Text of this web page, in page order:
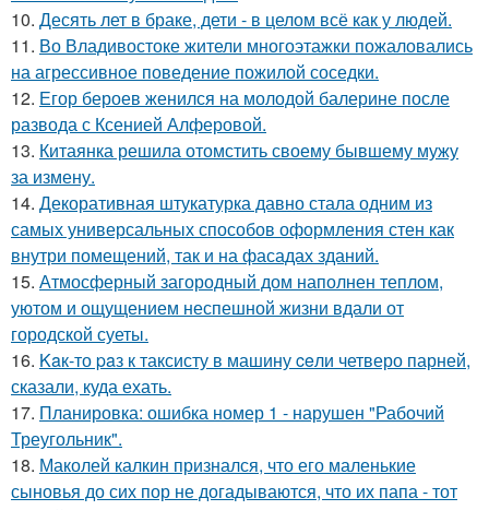
10. Десять лет в браке, дети - в целом всё как у людей.
11. Во Владивостоке жители многоэтажки пожаловались
на агрессивное поведение пожилой соседки.
12. Егор бероев женился на молодой балерине после
развода с Ксенией Алферовой.
13. Китаянка решила отомстить своему бывшему мужу
за измену.
14. Декоративная штукатурка давно стала одним из
самых универсальных способов оформления стен как
внутри помещений, так и на фасадах зданий.
15. Атмосферный загородный дом наполнен теплом,
уютом и ощущением неспешной жизни вдали от
городской суеты.
16. Kaк-то paз к таксисту в машину ceли четверо парней,
сказали, куда ехать.
17. Планировка: ошибка номер 1 - нарушен "Рабочий
Треугольник".
18. Маколей калкин признался, что его маленькие
сыновья до сих пор не догадываются, что их папа - тот